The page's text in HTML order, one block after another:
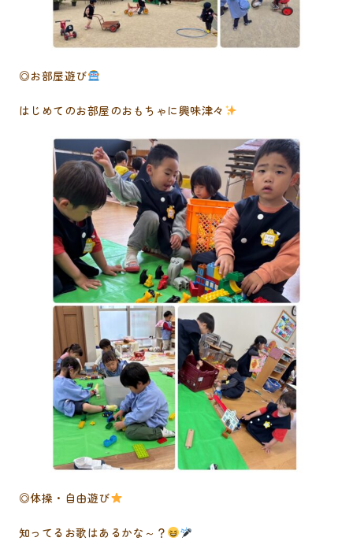
◎お部屋遊び
はじめてのお部屋のおもちゃに興味津々
◎体操・自由遊び
知ってるお歌はあるかな～？